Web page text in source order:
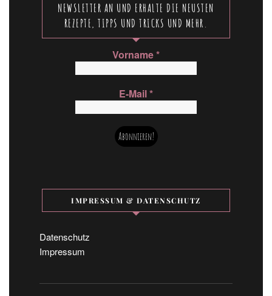
NEWSLETTER AN UND ERHALTE DIE NEUSTEN
REZEPTE, TIPPS UND TRICKS UND MEHR.
Vorname*
E-Mail*
IMPRESSUM & DATENSCHUTZ
Datenschutz
Impressum